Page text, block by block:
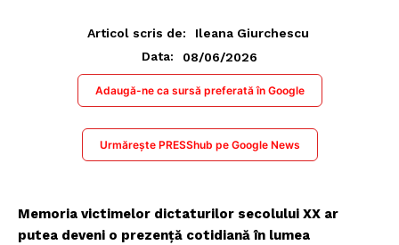
Articol scris de:
Ileana Giurchescu
Data:
08/06/2026
Adaugă-ne ca sursă preferată în Google
Urmărește PRESShub pe Google News
Memoria victimelor dictaturilor secolului XX ar
putea deveni o prezență cotidiană în lumea